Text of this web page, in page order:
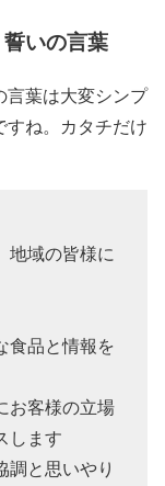
いの言葉
言葉は大変シンプ
すね。カタチだけ
地域の皆様に
食品と情報を
お客様の立場
します
と思いやり